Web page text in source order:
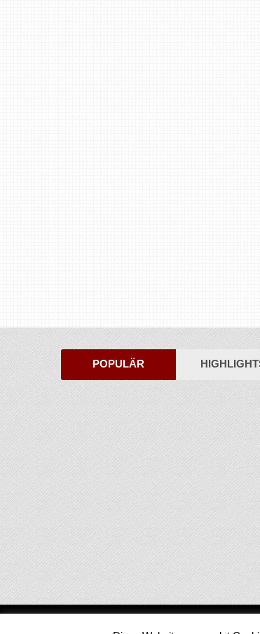
POPULÄR
Medienjournal Copyright © 2026.